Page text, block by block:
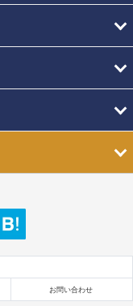
お問い合わせ